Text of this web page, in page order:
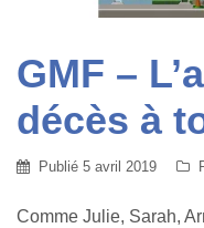
GMF –
décès à
Publié 5 avril 2019
Comme Julie, Sarah,